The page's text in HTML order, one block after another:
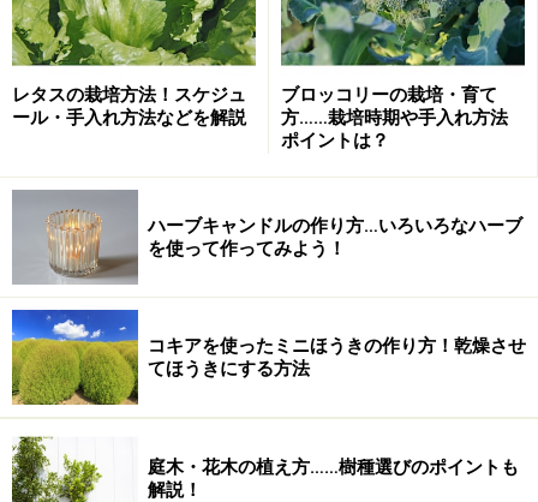
タイムを苗から育てる
葉に白い斑の入った、シルバータイム
苗から育てるメリットは、いろいろな品種の中から葉色
や香りを確かめて育て始めることができるという点で
す。気に入った品種の苗を入手したら、日当たり・水は
け・風通しのよい場所に植えましょう。酸性の土を嫌い
ますので、苗の植えつけ1～2週間前には苦土石灰で酸度
調整しておきます。
鉢植えで育てる場合は、市販のハーブ用培養土を使うと
簡単です。庭植え同様、日当たりと風通しのよい場所に
置き、乾燥気味に管理します。
レタスの栽培方法！スケジュ
ール・手入れ方法などを解説
ブロッコリーの栽培・育て
方……栽培時期や手入れ方法
ポイントは？
ハーブキャンドルの作り方…いろいろなハーブ
を使って作ってみよう！
コキアを使ったミニほうきの作り方！乾燥させ
てほうきにする方法
庭木・花木の植え方……樹種選びのポイントも
解説！